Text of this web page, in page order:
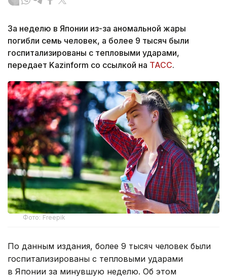
За неделю в Японии из-за аномальной жары
погибли семь человек, а более 9 тысяч были
госпитализированы с тепловыми ударами,
передает Kazinform со ссылкой на ТАСС.
Фото: Freepik
По данным издания, более 9 тысяч человек были
госпитализированы с тепловыми ударами
в Японии за минувшую неделю. Об этом